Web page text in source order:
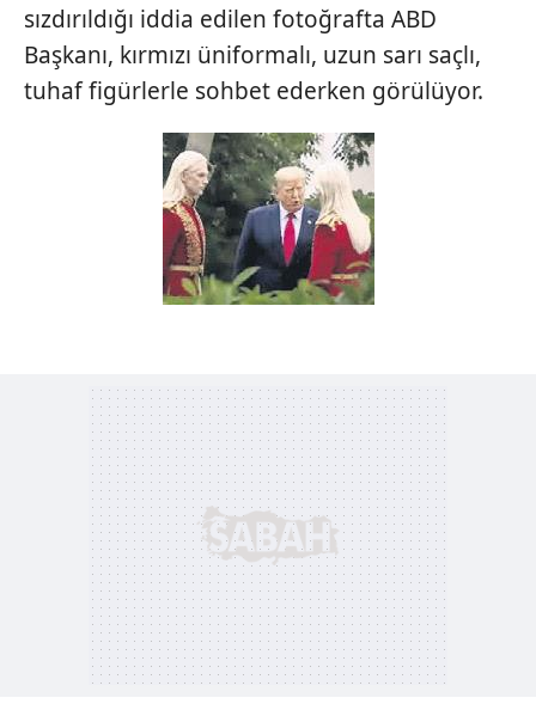
ilgili mevzuata uygun olarak kullanılan çerezlerle ilgili bilgi
almak için lütfen
tıklayınız
sızdırıldığı iddia edilen fotoğrafta ABD
Başkanı, kırmızı üniformalı, uzun sarı saçlı,
tuhaf figürlerle sohbet ederken görülüyor.